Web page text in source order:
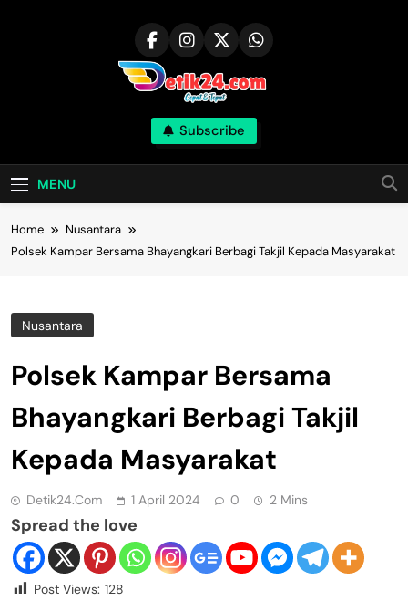
Subscribe
MENU
Home
Nusantara
Polsek Kampar Bersama Bhayangkari Berbagi Takjil Kepada Masyarakat
Nusantara
Polsek Kampar Bersama
Bhayangkari Berbagi Takjil
Kepada Masyarakat
Detik24.com 1 April 2024 0 2 Mins
Spread the love
Post Views: 128